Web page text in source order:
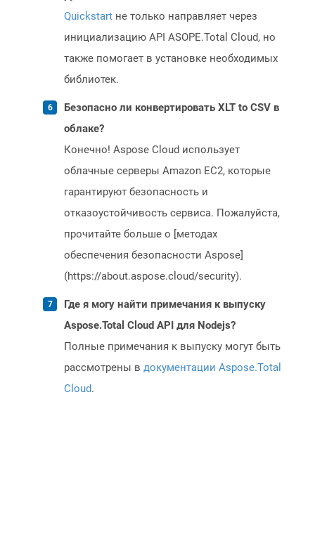
Quickstart не только направляет через
инициализацию API ASOPE.Total Cloud, но
также помогает в установке необходимых
библиотек.
Безопасно ли конвертировать XLT to CSV в
облаке?
Конечно! Aspose Cloud использует
облачные серверы Amazon EC2, которые
гарантируют безопасность и
отказоустойчивость сервиса. Пожалуйста,
прочитайте больше о [методах
обеспечения безопасности Aspose]
(https://about.aspose.cloud/security).
Где я могу найти примечания к выпуску
Aspose.Total Cloud API для Nodejs?
Полные примечания к выпуску могут быть
рассмотрены в документации Aspose.Total
Cloud.